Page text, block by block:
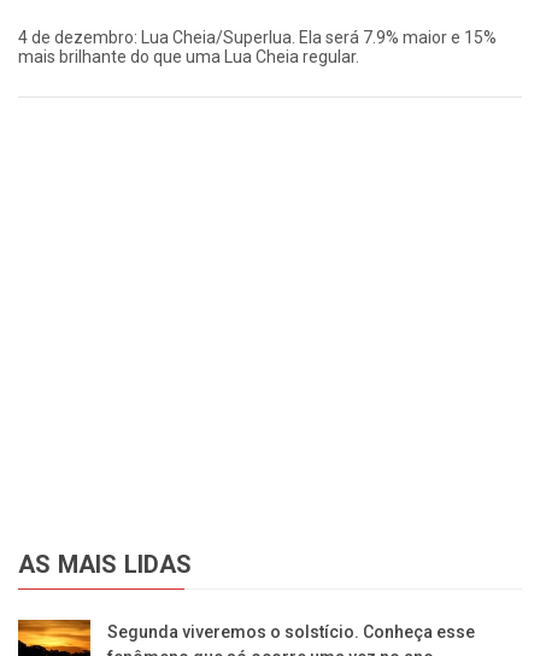
4 de dezembro: Lua Cheia/Superlua. Ela será 7.9% maior e 15%
mais brilhante do que uma Lua Cheia regular.
AS MAIS LIDAS
Segunda viveremos o solstício. Conheça esse